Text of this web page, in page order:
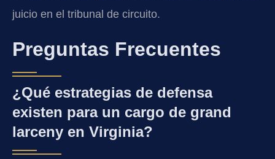
juicio en el tribunal de circuito.
Preguntas Frecuentes
¿Qué estrategias de defensa
existen para un cargo de grand
larceny en Virginia?